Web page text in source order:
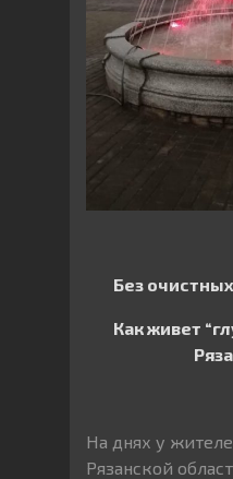
Без
Как живет
На днях у
Рязанской